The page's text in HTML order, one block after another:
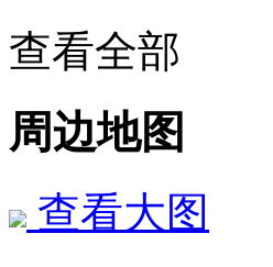
查看全部
周边地图
查看大图